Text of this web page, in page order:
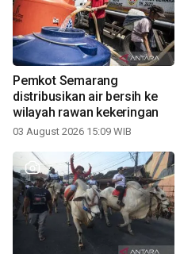
Pemkot Semarang
distribusikan air bersih ke
wilayah rawan kekeringan
03 August 2026 15:09 WIB